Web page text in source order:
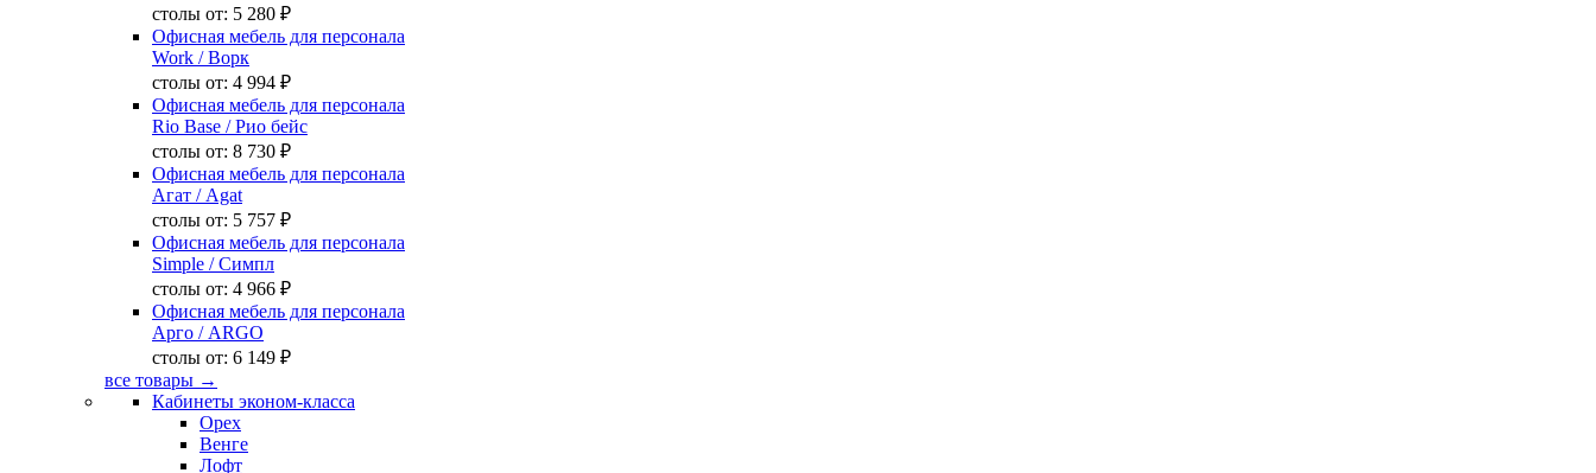
столы от: 5 280 ₽
Офисная мебель для персонала
Work / Ворк
столы от: 4 994 ₽
Офисная мебель для персонала
Rio Base / Рио бейс
столы от: 8 730 ₽
Офисная мебель для персонала
Агат / Agat
столы от: 5 757 ₽
Офисная мебель для персонала
Simple / Симпл
столы от: 4 966 ₽
Офисная мебель для персонала
Арго / ARGO
столы от: 6 149 ₽
все товары →
Кабинеты эконом-класса
Орех
Венге
Лофт